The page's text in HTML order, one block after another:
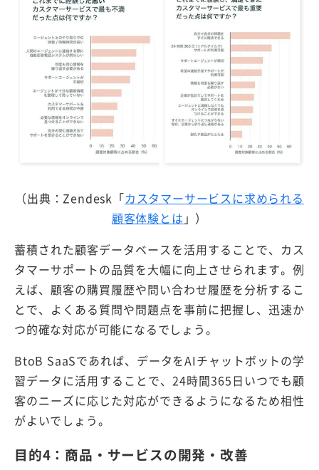
（出典：Zendesk「カスタマーサービスに求められる
顧客体験とは 」）
蓄積された顧客データベースを活用することで、カス
タマーサポートの品質を大幅に向上させられます。例
えば、顧客の購買履歴や問い合わせ履歴を分析するこ
とで、よくある質問や問題点を事前に把握し、迅速か
つ的確な対応が可能になるでしょう。
BtoB SaaSであれば、データをAIチャットボットの学
習データに活用することで、24時間365日いつでも顧
客のニーズに応じた対応ができるようになるため相性
がよいでしょう。
目的4：商品・サービスの開発・改善